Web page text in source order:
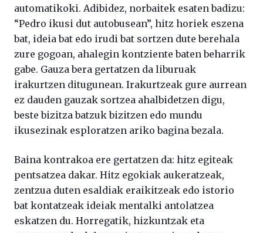
automatikoki. Adibidez, norbaitek esaten badizu:
“Pedro ikusi dut autobusean”, hitz horiek eszena
bat, ideia bat edo irudi bat sortzen dute berehala
zure gogoan, ahalegin kontziente baten beharrik
gabe. Gauza bera gertatzen da liburuak
irakurtzen ditugunean. Irakurtzeak gure aurrean
ez dauden gauzak sortzea ahalbidetzen digu,
beste bizitza batzuk bizitzen edo mundu
ikusezinak esploratzen ariko bagina bezala.
Baina kontrakoa ere gertatzen da: hitz egiteak
pentsatzea dakar. Hitz egokiak aukeratzeak,
zentzua duten esaldiak eraikitzeak edo istorio
bat kontatzeak ideiak mentalki antolatzea
eskatzen du. Horregatik, hizkuntzak eta